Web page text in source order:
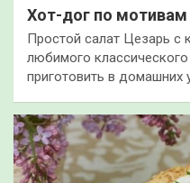
Хот-дог по мотивам
Простой салат Цезарь с
любимого
приготовить в домашних